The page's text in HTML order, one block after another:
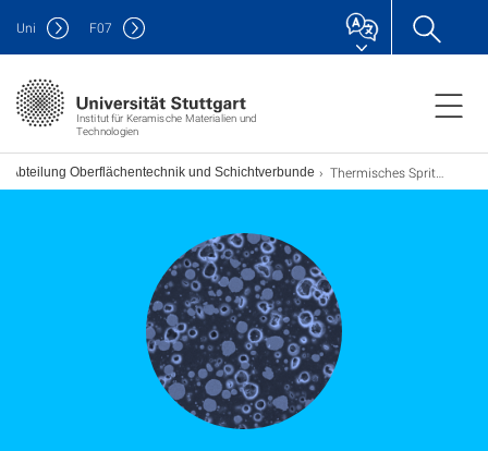
Institut für Keramische Materialien und
Technologien
Uni F07
Abteilung Oberflächentechnik und Schichtverbunde Thermisches Spritzen mit hochgefüllten Polymerfilamenten